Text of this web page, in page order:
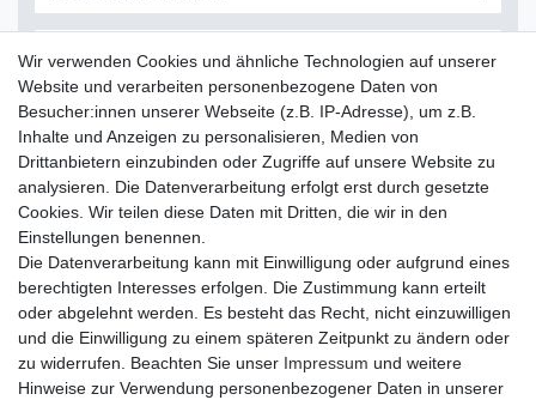
Filter
Widerrufs­recht Widerrufs­formular Impressum
Daten­schutz­erklärung Barrierefreiheitserklärung
Wir verwenden Cookies und ähnliche Technologien auf unserer
Website und verarbeiten personenbezogene Daten von
Besucher:innen unserer Webseite (z.B. IP-Adresse), um z.B.
Inhalte und Anzeigen zu personalisieren, Medien von
Drittanbietern einzubinden oder Zugriffe auf unsere Website zu
analysieren. Die Datenverarbeitung erfolgt erst durch gesetzte
Cookies. Wir teilen diese Daten mit Dritten, die wir in den
Einstellungen benennen.
Die Datenverarbeitung kann mit Einwilligung oder aufgrund eines
berechtigten Interesses erfolgen. Die Zustimmung kann erteilt
oder abgelehnt werden. Es besteht das Recht, nicht einzuwilligen
und die Einwilligung zu einem späteren Zeitpunkt zu ändern oder
zu widerrufen. Beachten Sie unser Impressum und weitere
Hinweise zur Verwendung personenbezogener Daten in unserer